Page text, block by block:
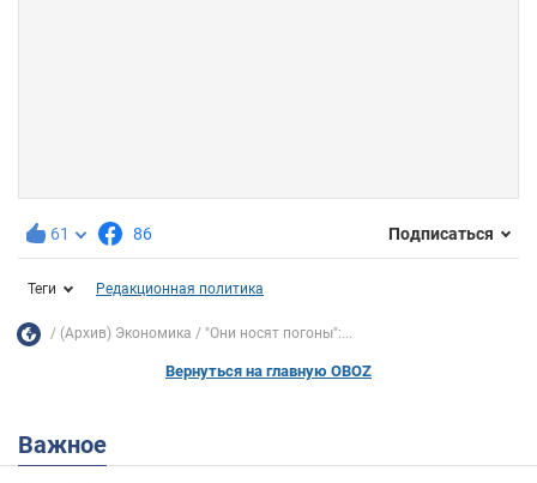
61 86 Подписаться
Теги Редакционная политика
(Архив) Экономика "Они носят погоны":...
Вернуться на главную OBOZ
Важное